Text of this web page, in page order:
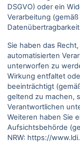
DSGVO) oder ein
Verarbeitung
Sie haben das
automatisierten
unterworfen zu
Wirkung entfaltet
beeinträchtigt
geltend zu machen,
Verantwortlichen
Weiteren haben Sie
Aufsichtsbehörde
NRW: https://